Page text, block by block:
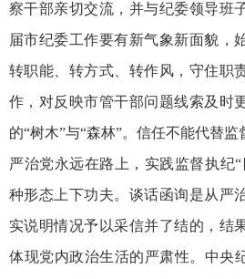
察干部亲切交流，并与纪委领导班
届市纪委工作要有新气象新面貌，
转职能、转方式、转作风，守住职
作，对反映市管干部问题线索及时
的“树木”与“森林”。信任不能代替
严治党永远在路上，实践监督执纪
种形态上下功夫。谈话函询是从严
实说明情况予以采信并了结的，结
体现党内政治生活的严肃性。中央